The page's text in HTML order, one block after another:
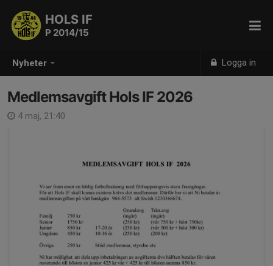
Nyheter Logga in
HOLS IF
P 2014/15
Medlemsavgift Hols IF 2026
4 maj, 21:40